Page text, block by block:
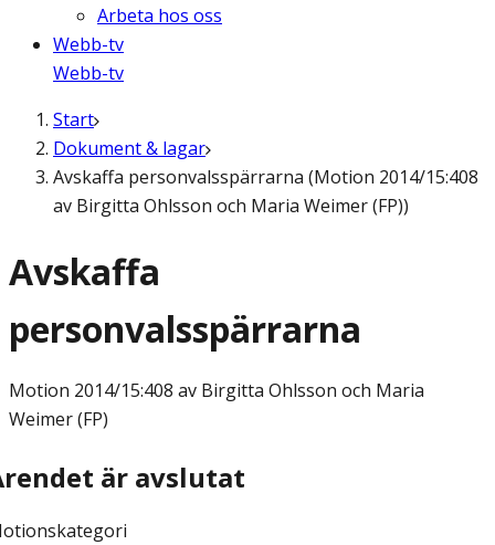
Arbeta hos oss
Webb-tv
Webb-tv
Start
Dokument & lagar
Avskaffa personvalsspärrarna (Motion 2014/15:408
av Birgitta Ohlsson och Maria Weimer (FP))
Avskaffa
personvalsspärrarna
Motion 2014/15:408 av Birgitta Ohlsson och Maria
Weimer (FP)
är avslutat